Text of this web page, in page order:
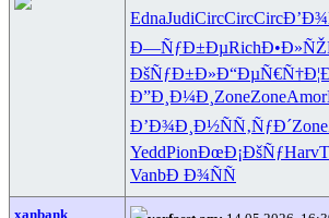
EdnaJudiCircCircCirc
Ð—ÑƒÐ±ÐµRich
ÐšÑƒÐ±Ð»Ð“ÐµÑ€Ñ†
Ð”Ð¸Ð¼Ð¸ ZoneZoneAmor
Ð’Ð¾Ð¸Ð½ÑÑ‚ÑƒÐ´Zone
YeddPionÐœÐ¡ÐšÑƒHarv
VanbÐ Ð¾ÑÑ
xanbank